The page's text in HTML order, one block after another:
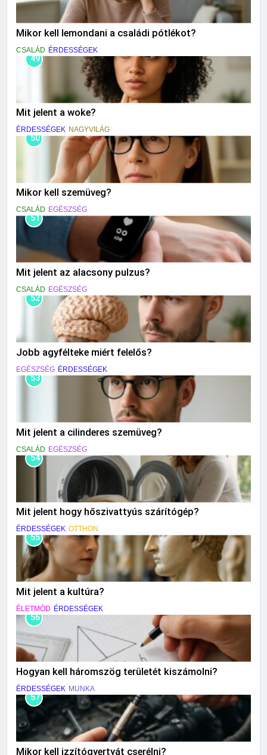
Mikor kell lemondani a családi pótlékot?
CSALÁD ÉRDESSÉGEK
49
Mit jelent a woke?
ÉRDESSÉGEK NAGYVILÁG
50
Mikor kell szemüveg?
CSALÁD EGÉSZSÉG
51
Mit jelent az alacsony pulzus?
CSALÁD EGÉSZSÉG
52
Jobb agyfélteke miért felelős?
EGÉSZSÉG ÉRDESSÉGEK
53
Mit jelent a cilinderes szemüveg?
CSALÁD EGÉSZSÉG
54
Mit jelent hogy hőszivattyús szárítógép?
ÉRDESSÉGEK OTTHON
55
Mit jelent a kultúra?
ÉLETMÓD ÉRDESSÉGEK
56
Hogyan kell háromszög területét kiszámolni?
ÉRDESSÉGEK MUNKA
57
Mikor kell izzítógyertyát cserélni?